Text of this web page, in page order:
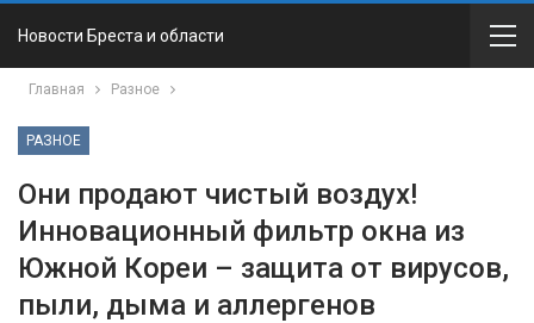
Новости Бреста и области
Главная Разное
РАЗНОЕ
Они продают чистый воздух!
Инновационный фильтр окна из
Южной Кореи – защита от вирусов,
пыли, дыма и аллергенов